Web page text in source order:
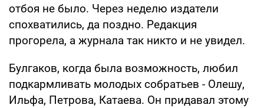
отбоя не было. Через неделю издатели
спохватились, да поздно. Редакция
прогорела, а журнала так никто и не увидел.
Булгаков, когда была возможность, любил
подкармливать молодых собратьев - Олешу,
Ильфа, Петрова, Катаева. Он придавал этому